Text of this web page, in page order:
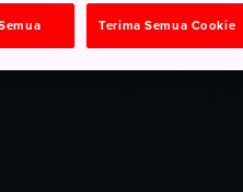
Terima Semua Cookie